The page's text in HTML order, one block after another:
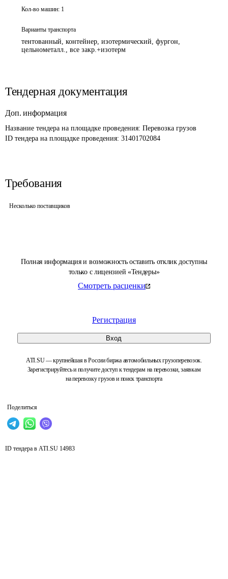
Полная информация и возможность оставить отклик доступны
только с лицензией «Тендеры»
Смотреть расценки
Регистрация
Вход
ATI.SU — крупнейшая в России биржа автомобильных грузоперевозок.
Зарегистрируйтесь и получите доступ к тендерам на перевозки, заявкам
на перевозку грузов и поиск транспорта
Поделиться
Кол-во машин: 1
Варианты транспорта
тентованный, контейнер, изотермический, фургон,
цельнометалл., все закр.+изотерм
Тендерная документация
Доп. информация
Название тендера на площадке проведения: Перевозка грузов
ID тендера на площадке проведения: 31401702084
Требования
Несколько поставщиков
ID тендера в ATI.SU 14983